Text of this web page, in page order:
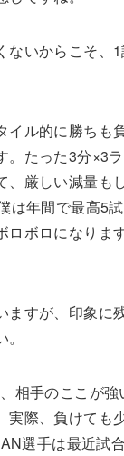
ないからこそ、
イル的に勝ちも
。たった3分×3
、厳しい減量も
は年間で最高5
ロボロになりま
ますが、印象に
相手のここが強
実際、負けても
選手は最近試